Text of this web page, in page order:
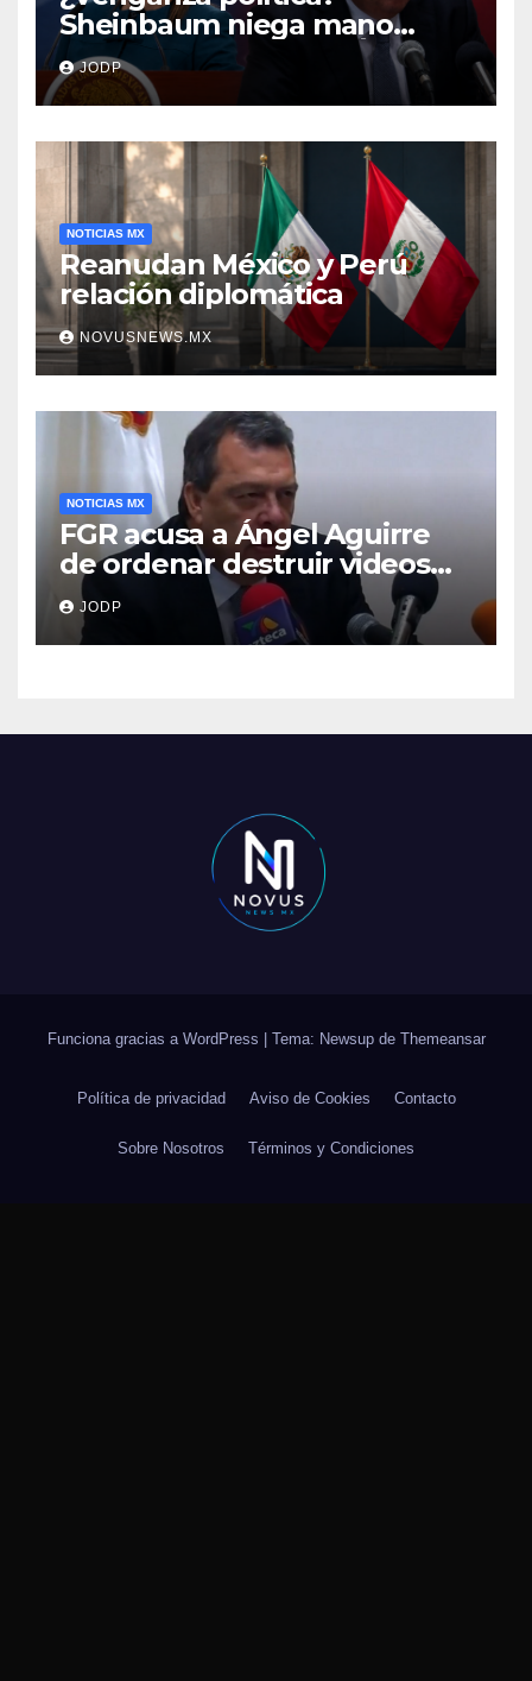
Sheinbaum niega mano
negra en captura de Ángel
Aguirre
JODP
NOTICIAS MX
Reanudan México y Perú
relación diplomática
NOVUSNEWS.MX
NOTICIAS MX
FGR acusa a Ángel Aguirre
de ordenar destruir videos
clave del caso Ayotzinapa
JODP
Funciona gracias a WordPress Tema: Newsup de Themeansar
Política de privacidad Aviso de Cookies Contacto
Sobre Nosotros Términos y Condiciones